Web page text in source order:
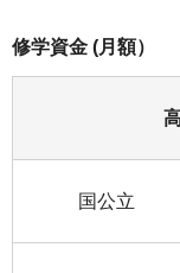
修学資金 (月額）
国公立